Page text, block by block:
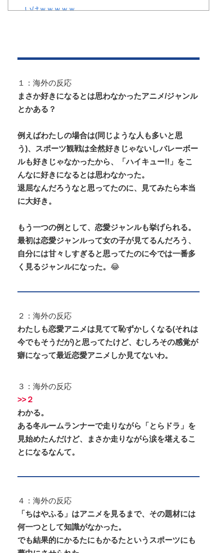
いけｗｗｗｗｗ
【動画あり】 スウェーデンの性教育番組のセ○クスシ
ーン、AVの10倍エ□いと話題...
Powered by livedoor 相互RSS
１：海外の反応
まさか好きになるとは思わなかったアニメ/ジャンル
とかある？
例えばわたしの場合は(同じような人も多いと思
う)、スポーツ観戦は全然好きじゃないしバレーボー
ルも好きじゃなかったから、「ハイキュー!!」をこ
んなに好きになるとは思わなかった。
退屈なんだろうなと思ってたのに、見てみたら本当
に大好き。
もう一つの例として、恋愛ジャンルも挙げられる。
最初は恋愛ジャンルって女の子が見てるんだろう、
自分には甘々しすぎると思ってたのに今では一番多
く見るジャンルになった。 😂
２：海外の反応
わたしも恋愛アニメは見てて恥ずかしくなる(それは
今でもそうだが)と思ってたけど、むしろその感覚が
癖になって最近恋愛アニメしか見てないわ。
３：海外の反応
>>２
わかる。
ある冬ルームランナーで走りながら「とらドラ」を
見始めたんだけど、まさか走りながら涙を堪えるこ
とになるなんて。
４：海外の反応
「ちはやふる」はアニメを見るまで、その題材には
何一つとして知識がなかった。
でも結果的にかるたにもかるたというスポーツにも